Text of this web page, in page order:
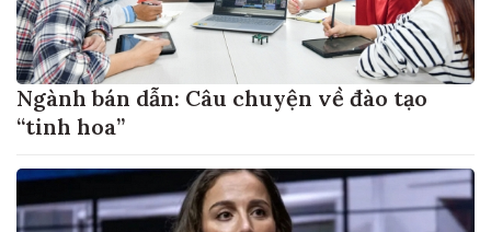
Ngành bán dẫn: Câu chuyện về đào tạo
“tinh hoa”